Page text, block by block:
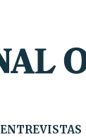
ENTREVISTAS